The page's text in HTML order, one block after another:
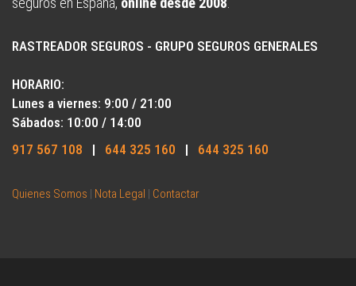
RASTREADOR SEGUROS - GRUPO SEGUROS GENERALES
HORARIO:
Lunes a viernes: 9:00 / 21:00
Sábados: 10:00 / 14:00
917 567 108 | 644 325 160 | 644 325 160
Quienes Somos | Nota Legal | Contactar